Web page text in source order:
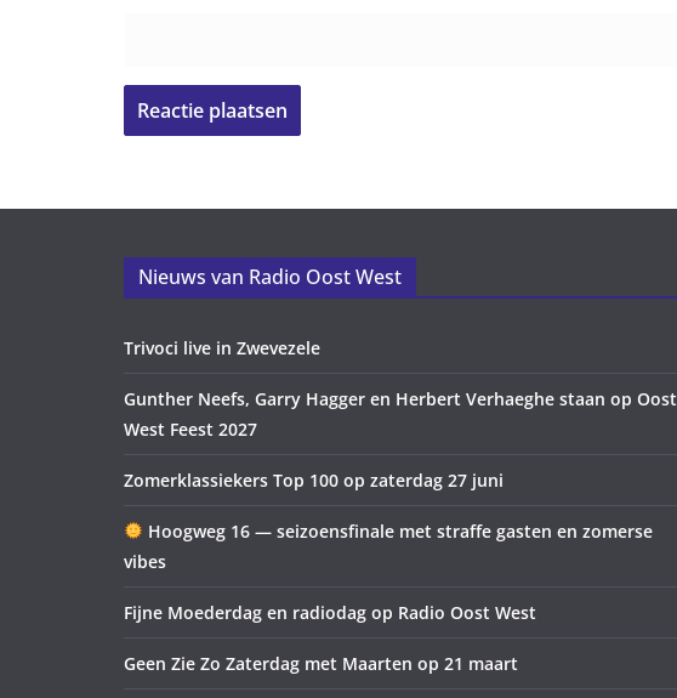
Nieuws van Radio Oost West
Trivoci live in Zwevezele
Gunther Neefs, Garry Hagger en Herbert Verhaeghe staan op Oost
West Feest 2027
Zomerklassiekers Top 100 op zaterdag 27 juni
Hoogweg 16 — seizoensfinale met straffe gasten en zomerse
vibes
Fijne Moederdag en radiodag op Radio Oost West
Geen Zie Zo Zaterdag met Maarten op 21 maart